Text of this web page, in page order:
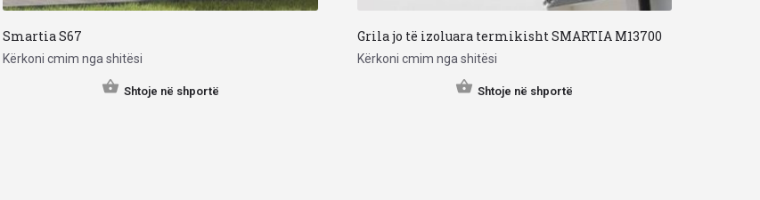
Smartia S67
Kërkoni cmim nga shitësi
Shtoje në shportë
Grila jo të izoluara termikisht SMARTIA M13700
Kërkoni cmim nga shitësi
Shtoje në shportë